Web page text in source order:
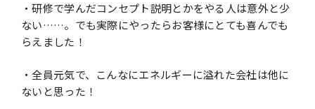
・研修で学んだコンセプト説明とかをやる人は意外と少
ない……。でも実際にやったらお客様にとても喜んでも
らえました！
・全員元気で、こんなにエネルギーに溢れた会社は他に
ないと思った！